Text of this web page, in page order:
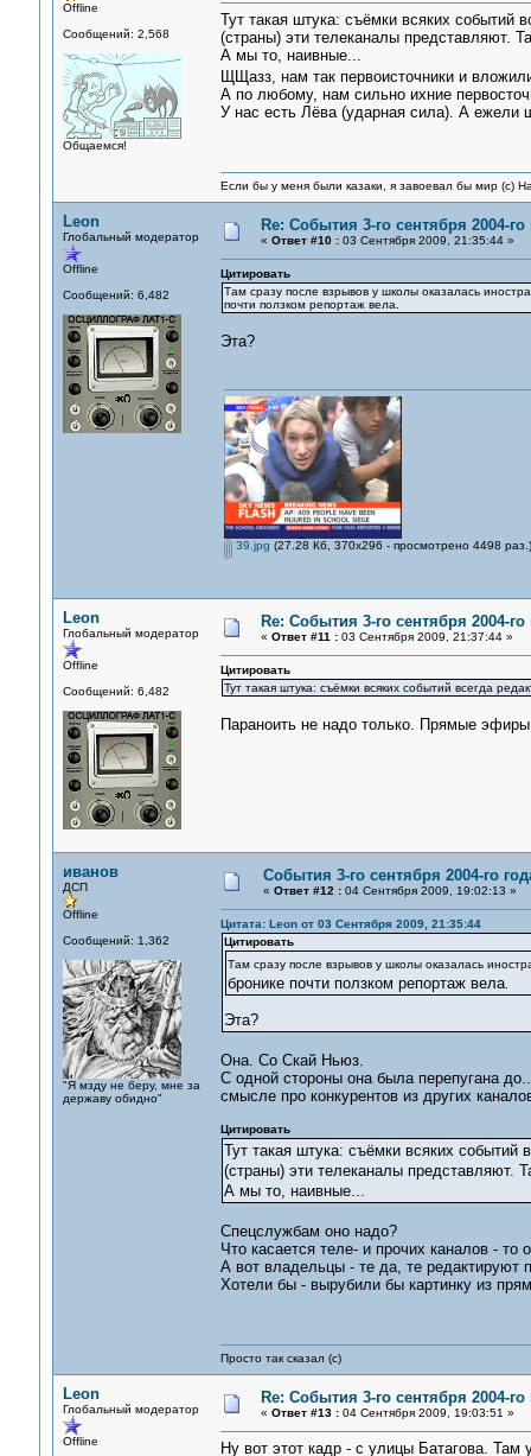
Offline
Сообщений: 2,568
Общаемся!
Тут такая штука: съёмки всяких событий
(страны) эти телеканалы представляют.
А мы то, наивные...
ЩЩазз, нам так первоисточники и
А по любому, нам сильно ихние
У нас есть Лёва (ударная сила). А
Если бы у меня были казаки, я завоевал бы мир (с)
Leon
Глобальный модератор
Offline
Сообщений: 6,482
Re: События 3-го сентября 2004-
« Ответ #10 :03 Сентября 2009, 21:35:44 »
Цитировать
Там сразу после взрывов у школы оказалась
почти ползком репортаж вела.
Эта?
39.jpg (27.28 Кб, 370x296 - просмотрено 4498 раз.)
Leon
Глобальный модератор
Offline
Сообщений: 6,482
Re: События 3-го сентября 2004-
« Ответ #11 :03 Сентября 2009, 21:37:44 »
Цитировать
Тут такая штука: съёмки всяких событий всегда
Параноить не надо только. Прямые
иванов
ДСП
Offline
Сообщений: 1,362
"Я мзду не беру, мне за
державу обидно"
События 3-го сентября 2004-го
« Ответ #12 :04 Сентября 2009, 19:02:13 »
Цитата: Leon от 03 Сентября 2009, 21:35:44
Цитировать
Там сразу после взрывов у школы оказалась
бронике почти ползком репортаж вела.
Эта?
Она. Со Скай Ньюз.
С одной стороны она была перепугана
смысле про конкурентов из других
Цитировать
Тут такая штука: съёмки всяких
(страны) эти телеканалы представляют.
А мы то, наивные...
Спецслужбам оно надо?
Что касается теле- и прочих каналов -
А вот владельцы - те да, те редактируют
Хотели бы - вырубили бы картинку из
Просто так сказал (с)
Leon
Глобальный модератор
Offline
Re: События 3-го сентября 2004-
« Ответ #13 :04 Сентября 2009, 19:03:51 »
Ну вот этот кадр - с улицы Батагова. Там